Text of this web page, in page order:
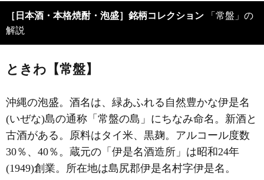
［日本酒・本格焼酎・泡盛］銘柄コレクション
解説
ときわ【常盤】
沖縄の泡盛。酒名は、緑あふれる自然豊かな伊是名
(いぜな)島の通称「常盤の島」にちなみ命名。新酒と
古酒がある。原料はタイ米、黒麹。アルコール度数
30％、40％。蔵元の「伊是名酒造所」は昭和24年
(1949)創業。所在地は島尻郡伊是名村字伊是名。